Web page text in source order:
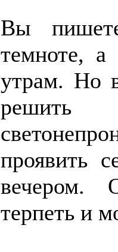
Вы
темноте,
утрам. Но
решить
проявить
вечером.
терпеть и